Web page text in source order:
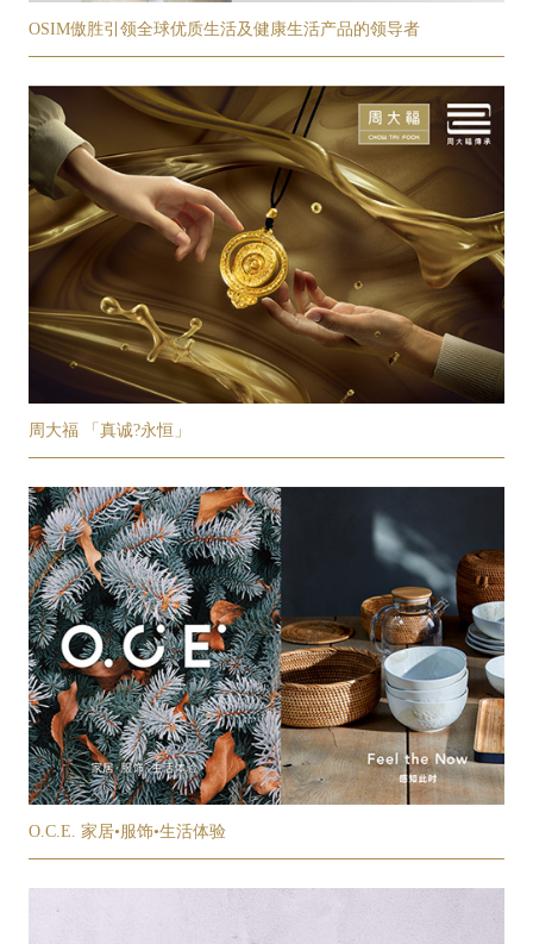
OSIM傲胜引领全球优质生活及健康生活产品的领导者
周大福 「真诚?永恒」
O.C.E. 家居•服饰•生活体验